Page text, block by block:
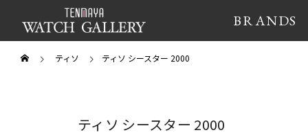
BRANDS
ティソ ティソ シースター 2000
ティソ シースター 2000